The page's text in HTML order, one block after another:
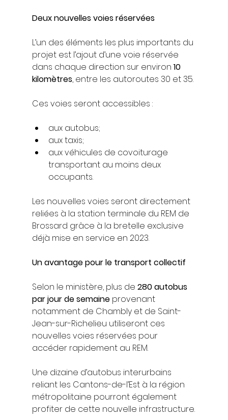
Deux nouvelles voies réservées
L’un des éléments les plus importants du
projet est l’ajout d’une voie réservée
dans chaque direction sur environ 10
kilomètres, entre les autoroutes 30 et 35.
Ces voies seront accessibles :
aux autobus;
aux taxis;
aux véhicules de covoiturage
transportant au moins deux
occupants.
Les nouvelles voies seront directement
reliées à la station terminale du REM de
Brossard grâce à la bretelle exclusive
déjà mise en service en 2023.
Un avantage pour le transport collectif
Selon le ministère, plus de 280 autobus
par jour de semaine provenant
notamment de Chambly et de Saint-
Jean-sur-Richelieu utiliseront ces
nouvelles voies réservées pour
accéder rapidement au REM.
Une dizaine d’autobus interurbains
reliant les Cantons-de-l’Est à la région
métropolitaine pourront également
profiter de cette nouvelle infrastructure.